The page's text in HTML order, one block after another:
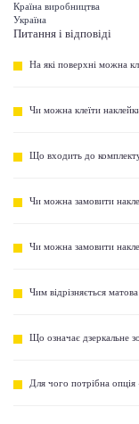
Країна виробництва
Україна
Питання і відповіді
На які поверхні можна
Чи можна клеїти
Що входить до
Чи можна замовити
Чи можна замовити
Чим відрізняється матова
Що означає дзеркальне
Для чого потрібна опція